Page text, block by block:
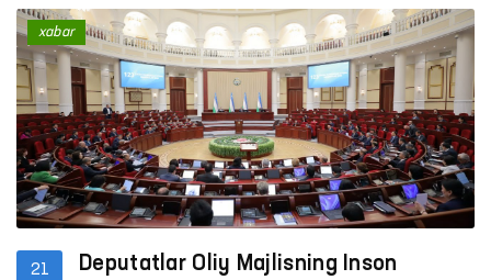
21
Deputatlar Oliy Majlisning Inson
xabar